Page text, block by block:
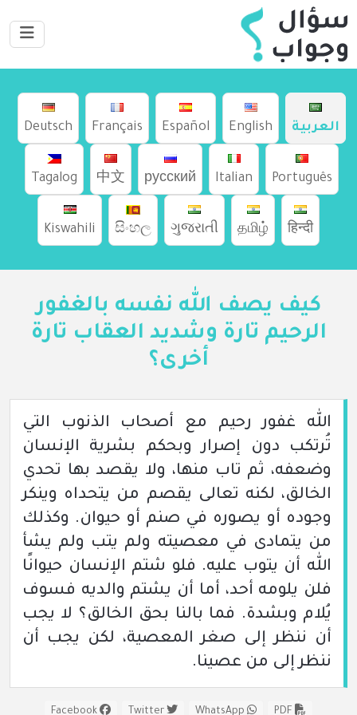
العربية English
Español
Français
Deutsch
Português
Italian
русский
中文
Tagalog
हिन्दी
தமிழ்
ગુજરાતી
සිංහල
Kiswahili
كيف يصف الله نفسه بالغفور
الرحيم تارة وشديد العقاب تارة
أخرى؟
الله غفور رحيم مع أصحاب الذنوب التي
تُرتكب دون إصرار وبحكم بشرية الإنسان
وضعفه، ثم تاب منها، ولا يقصد بها تحدي
الخالق، لكنه تعالى يقصم من يتحداه وينكر
وجوده أو يصوره في صنم أو حيوان. وكذلك
من يتمادى في معصيته ولم يتب ولم يشأ
الله أن يتوب عليه. فلو شتم الإنسان حيوانًا
فلن يلومه أحد، أما أن يشتم والديه فسوف
يُلام وبشدة. فما بالنا بحق الخالق؟ لا يجب
أن ننظر إلى صغر المعصية، لكن يجب أن
ننظر إلى من عصينا.